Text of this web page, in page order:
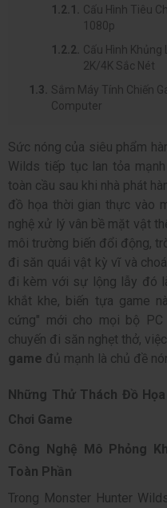
Cấu Hình Tiêu
1080p
Cấu Hình Khủng
2K/4K Sắc Nét
Sắm Máy Tính Chiến
Computer
Sức nóng của siêu phẩm
Wilds tiếp tục lan tỏa
toàn cầu sau khi nhà phát
đồ họa thời gian thực vào
nghệ xử lý vân bề mặt vật
môi trường biến đổi động,
đi săn quái vật kỳ vĩ và
đi kèm với sự lộng lẫy đó
khắt khe, biến tựa game
cứng" mới cho mọi bộ
chuyến đi săn nghẹt thở,
game đủ mạnh là chủ đề
Những Thử Thách Đồ
Chơi Game
Công Nghệ Mô Phỏng
Toàn Phần
Trong Monster Hunter